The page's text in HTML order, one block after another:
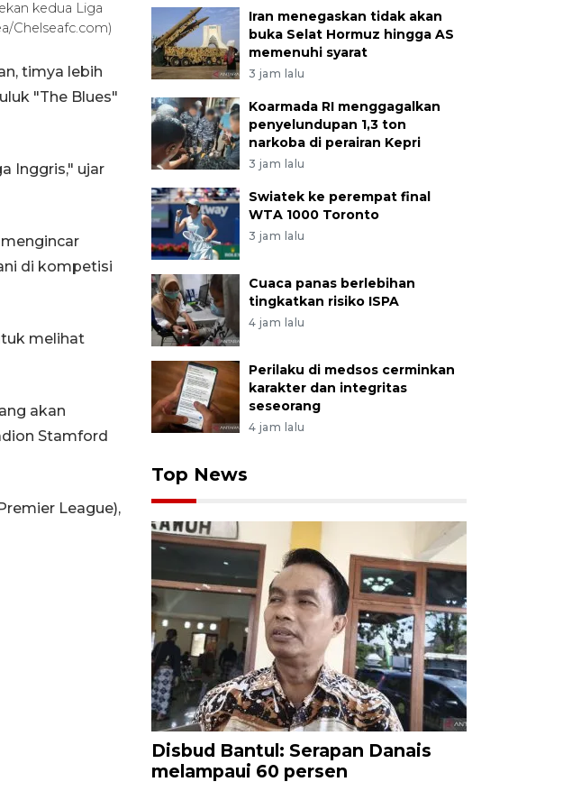
kedua Liga
Chelseafc.com)
timya lebih
"The Blues"
Inggris," ujar
di kompetisi
melihat
akan
Stamford
League),
Iran menegaskan tidak akan
buka Selat Hormuz hingga AS
memenuhi syarat
3 jam lalu
Koarmada RI menggagalkan
penyelundupan 1,3 ton
narkoba di perairan Kepri
3 jam lalu
Swiatek ke perempat final
WTA 1000 Toronto
3 jam lalu
Cuaca panas berlebihan
tingkatkan risiko ISPA
4 jam lalu
Perilaku di medsos cerminkan
karakter dan integritas
seseorang
4 jam lalu
Top News
Disbud Bantul: Serapan Danais
melampaui 60 persen